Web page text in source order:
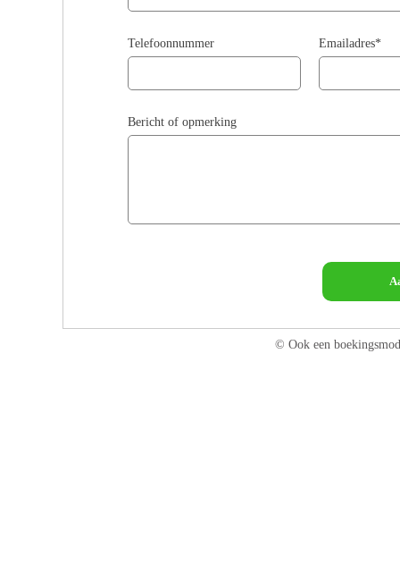
Telefoonnummer Emailadres*
Bericht of opmerking
© Ook een